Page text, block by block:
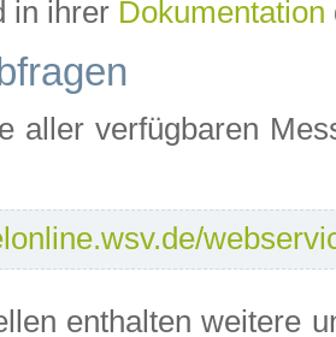
in ihrer Dokumentation
aller verfügbaren
enthalten weitere